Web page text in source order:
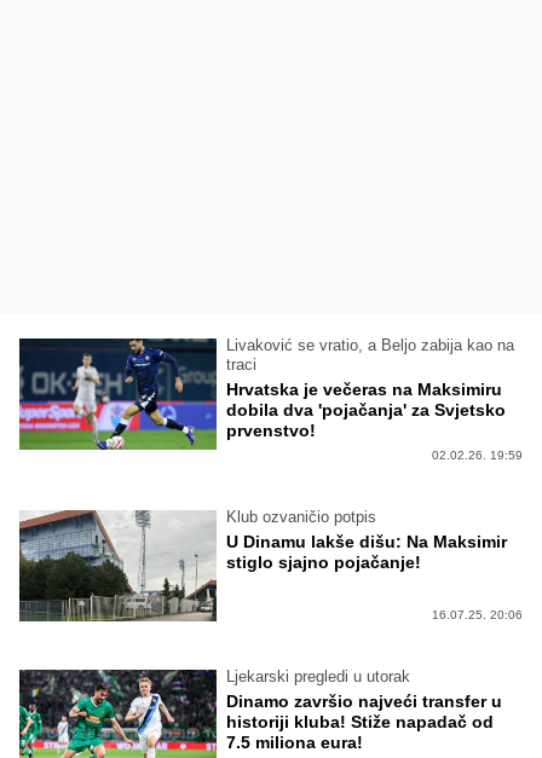
Livaković se vratio, a Beljo zabija kao na
traci
Hrvatska je večeras na Maksimiru
dobila dva 'pojačanja' za Svjetsko
prvenstvo!
02.02.26. 19:59
Klub ozvaničio potpis
U Dinamu lakše dišu: Na Maksimir
stiglo sjajno pojačanje!
16.07.25. 20:06
Ljekarski pregledi u utorak
Dinamo završio najveći transfer u
historiji kluba! Stiže napadač od
7.5 miliona eura!